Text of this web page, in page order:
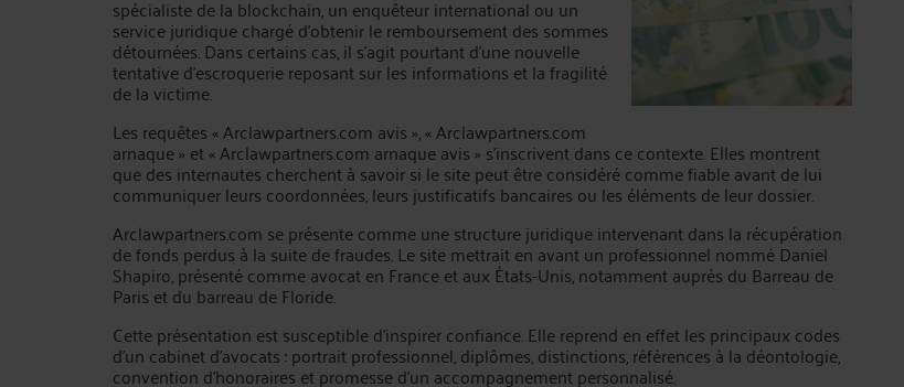
spécialiste de la blockchain, un enquêteur international ou un
service juridique chargé d’obtenir le remboursement des sommes
détournées. Dans certains cas, il s’agit pourtant d’une nouvelle
tentative d’escroquerie reposant sur les informations et la fragilité
de la victime.
Les requêtes « Arclawpartners.com avis », « Arclawpartners.com
arnaque » et « Arclawpartners.com arnaque avis » s’inscrivent dans ce contexte. Elles montrent
que des internautes cherchent à savoir si le site peut être considéré comme fiable avant de lui
communiquer leurs coordonnées, leurs justificatifs bancaires ou les éléments de leur dossier.
Arclawpartners.com se présente comme une structure juridique intervenant dans la récupération
de fonds perdus à la suite de fraudes. Le site mettrait en avant un professionnel nommé Daniel
Shapiro, présenté comme avocat en France et aux États-Unis, notamment auprès du Barreau de
Paris et du barreau de Floride.
Cette présentation est susceptible d’inspirer confiance. Elle reprend en effet les principaux codes
d’un cabinet d’avocats : portrait professionnel, diplômes, distinctions, références à la déontologie,
convention d’honoraires et promesse d’un accompagnement personnalisé.